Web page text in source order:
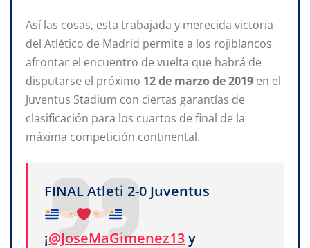
Así las cosas, esta trabajada y merecida victoria
del Atlético de Madrid permite a los rojiblancos
afrontar el encuentro de vuelta que habrá de
disputarse el próximo 12 de marzo de 2019 en el
Juventus Stadium con ciertas garantías de
clasificación para los cuartos de final de la
máxima competición continental.
FINAL Atleti 2-0 Juventus
¡@JoseMaGimenez13y